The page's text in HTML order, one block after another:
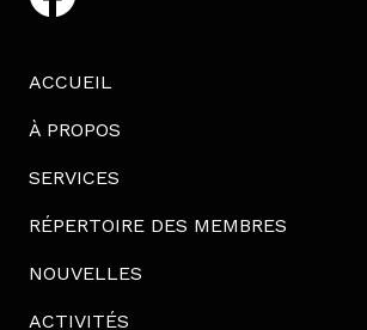
ACCUEIL
À PROPOS
SERVICES
RÉPERTOIRE DES MEMBRES
NOUVELLES
ACTIVITÉS